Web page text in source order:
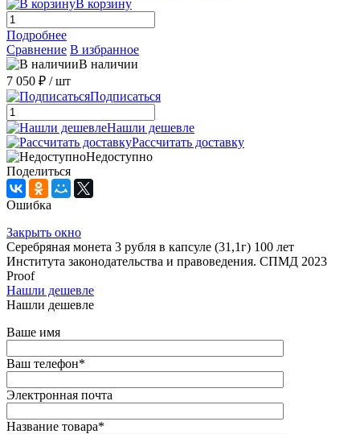
В корзину
Подробнее
Сравнение В избранное
В наличии
7 050 ₽ / шт
Подписаться
Нашли дешевле
Рассчитать доставку
Недоступно
Поделиться
Ошибка
Закрыть окно
Серебряная монета 3 рубля в капсуле (31,1г) 100 лет
Института законодательства и правоведения. СПМД 2023
Proof
Нашли дешевле
Нашли дешевле
Ваше имя
Ваш телефон*
Электронная почта
Название товара*